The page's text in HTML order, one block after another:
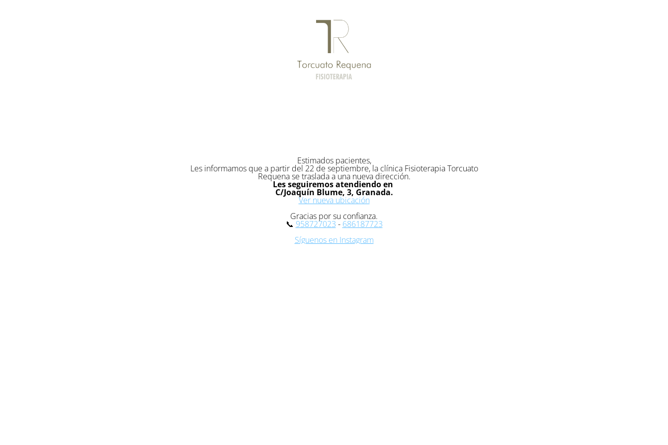
Estimados pacientes,
Les informamos que a partir del 22 de septiembre, la clínica Fisioterapia Torcuato
Requena se traslada a una nueva dirección.
Les seguiremos atendiendo en
C/Joaquín Blume, 3, Granada.
Ver nueva ubicación
Gracias por su confianza.
📞 958727023 - 686187723
Síguenos en Instagram